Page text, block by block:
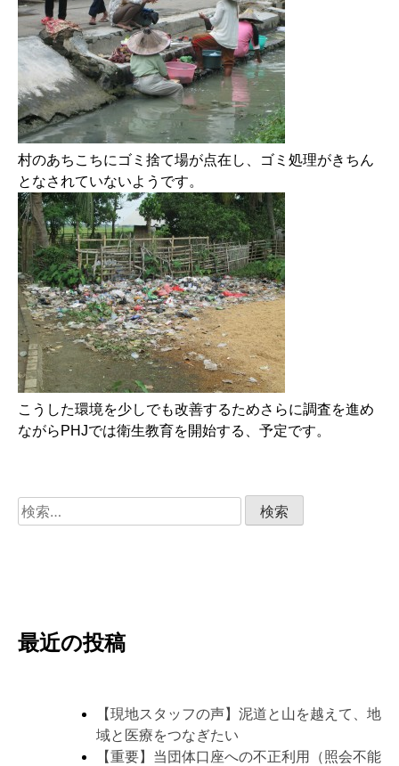
村のあちこちにゴミ捨て場が点在し、ゴミ処理がきちん
となされていないようです。
こうした環境を少しでも改善するためさらに調査を進め
ながらPHJでは衛生教育を開始する、予定です。
検
索:
最近の投稿
【現地スタッフの声】泥道と山を越えて、地
域と医療をつなぎたい
【重要】当団体口座への不正利用（照会不能